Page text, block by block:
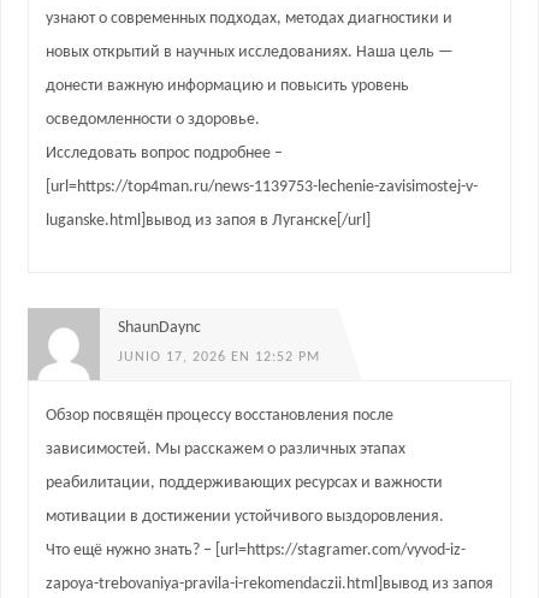
узнают о современных подходах, методах диагностики и
новых открытий в научных исследованиях. Наша цель —
донести важную информацию и повысить уровень
осведомленности о здоровье.
Исследовать вопрос подробнее –
[url=https://top4man.ru/news-1139753-lechenie-zavisimostej-v-
luganske.html]вывод из запоя в Луганске[/url]
ShaunDaync
JUNIO 17, 2026 EN 12:52 PM
Обзор посвящён процессу восстановления после
зависимостей. Мы расскажем о различных этапах
реабилитации, поддерживающих ресурсах и важности
мотивации в достижении устойчивого выздоровления.
Что ещё нужно знать? – [url=https://stagramer.com/vyvod-iz-
zapoya-trebovaniya-pravila-i-rekomendaczii.html]вывод из запоя